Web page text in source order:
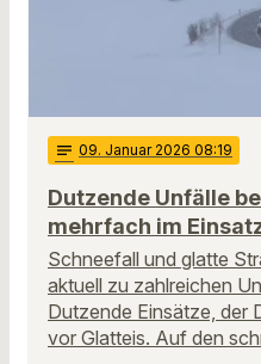
notes 09. Januar 2026 08:19
Dutzende Unfälle
mehrfach im
Schneefall und glatte
aktuell zu zahlreichen
Dutzende Einsätze, der
vor Glatteis. Auf den